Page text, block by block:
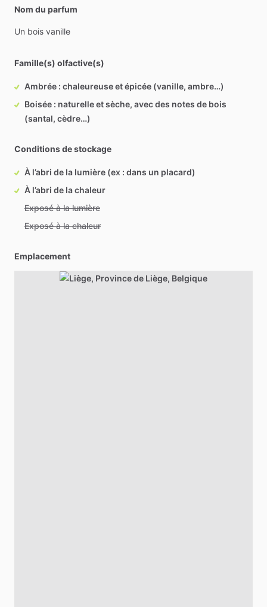
Nom du parfum
Un bois vanille
Famille(s) olfactive(s)
Ambrée : chaleureuse et épicée (vanille, ambre…)
Boisée : naturelle et sèche, avec des notes de bois
(santal, cèdre…)
Conditions de stockage
À l’abri de la lumière (ex : dans un placard)
À l’abri de la chaleur
Exposé à la lumière
Exposé à la chaleur
Emplacement